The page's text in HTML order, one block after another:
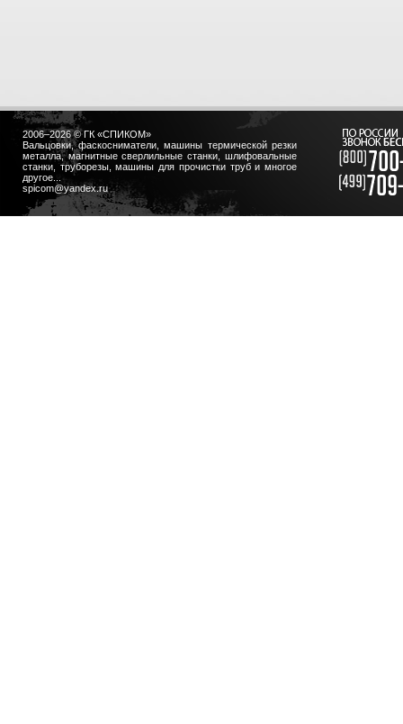
2006–2026 © ГК «СПИКОМ»
Вальцовки, фаскосниматели, машины термической резки
металла, магнитные сверлильные станки, шлифовальные
станки, труборезы, машины для прочистки труб и многое
другое...
spicom@yandex.ru